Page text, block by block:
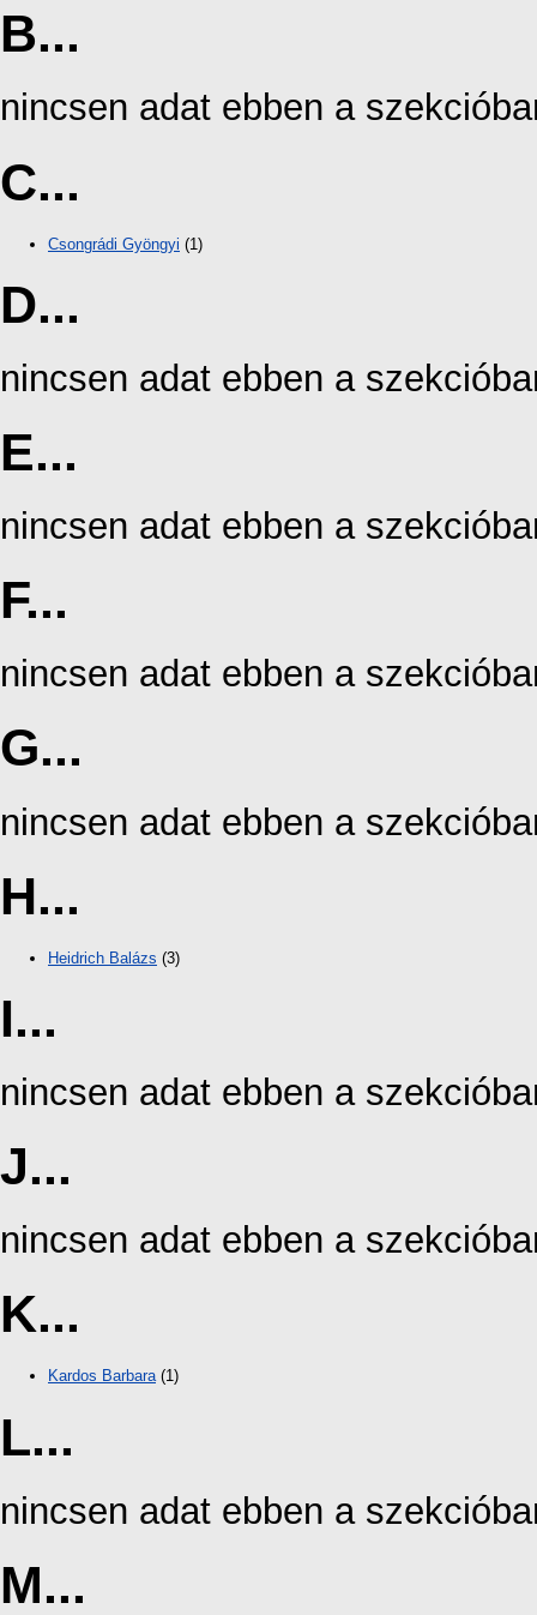
B...
nincsen adat ebben a
C...
Csongrádi Gyöngyi (1)
D...
nincsen adat ebben a
E...
nincsen adat ebben a
F...
nincsen adat ebben a
G...
nincsen adat ebben a
H...
Heidrich Balázs (3)
I...
nincsen adat ebben a
J...
nincsen adat ebben a
K...
Kardos Barbara(1)
L...
nincsen adat ebben a
M...